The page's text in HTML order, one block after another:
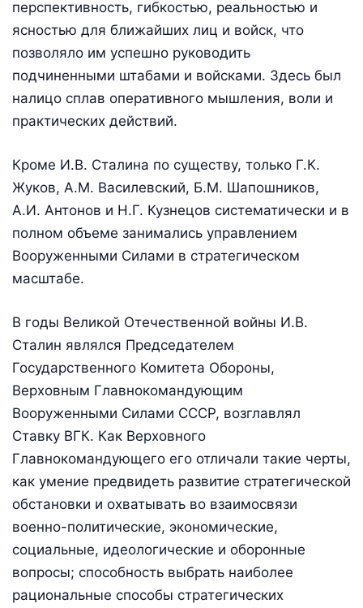
перспективность, гибкостью, реальностью и
ясностью для ближайших лиц и войск, что
позволяло им успешно руководить
подчиненными штабами и войсками. Здесь был
налицо сплав оперативного мышления, воли и
практических действий.
Кроме И.В. Сталина по существу, только Г.К.
Жуков, A.M. Василевский, Б.М. Шапошников,
А.И. Антонов и Н.Г. Кузнецов систематически и в
полном объеме занимались управлением
Вооруженными Силами в стратегическом
масштабе.
В годы Великой Отечественной войны И.В.
Сталин являлся Председателем
Государственного Комитета Обороны,
Верховным Главнокомандующим
Вооруженными Силами СССР, возглавлял
Ставку ВГК. Как Верховного
Главнокомандующего его отличали такие черты,
как умение предвидеть развитие стратегической
обстановки и охватывать во взаимосвязи
военно-политические, экономические,
социальные, идеологические и оборонные
вопросы; способность выбрать наиболее
рациональные способы стратегических